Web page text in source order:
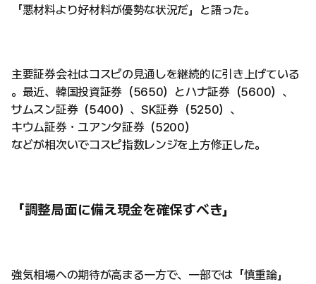
「悪材料より好材料が優勢な状況だ」と語った。
主要証券会社はコスピの見通しを継続的に引き上げている
。最近、韓国投資証券（5650）とハナ証券（5600）、
サムスン証券（5400）、SK証券（5250）、
キウム証券・ユアンタ証券（5200）
などが相次いでコスピ指数レンジを上方修正した。
「調整局面に備え現金を確保すべき」
強気相場への期待が高まる一方で、一部では「慎重論」